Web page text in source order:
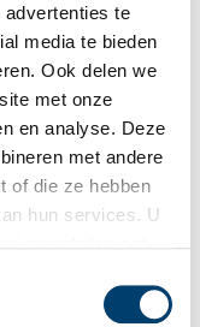
te
media te bieden
Ook delen we
met onze
en analyse. Deze
met andere
of die ze hebben
hun services. U
de zomer heerlijk
de viskramen zie
aan de visserij.
trap omhoog om
Vureboetsduin
vissersvrouw: Het
die gaf en nam.
uit Egmond aan
is een